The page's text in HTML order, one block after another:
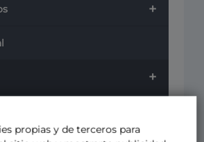
+
+
propias y de terceros para